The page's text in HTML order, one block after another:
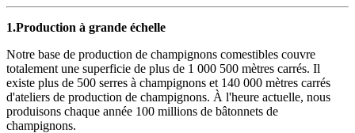
1.Production à grande échelle
Notre base de production de champignons comestibles couvre
totalement une superficie de plus de 1 000 500 mètres carrés. Il
existe plus de 500 serres à champignons et 140 000 mètres carrés
d'ateliers de production de champignons. À l'heure actuelle, nous
produisons chaque année 100 millions de bâtonnets de
champignons.